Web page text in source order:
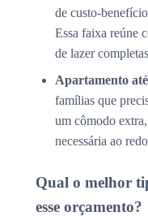
de custo-
Essa faixa reúne
de lazer
Apartamento
famílias que
um cômodo
necessária ao
Qual o melhor
esse orçamento?